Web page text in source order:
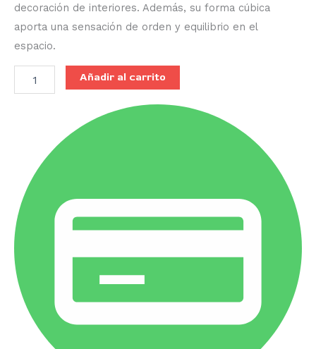
decoración de interiores. Además, su forma cúbica
aporta una sensación de orden y equilibrio en el
espacio.
Añadir al carrito